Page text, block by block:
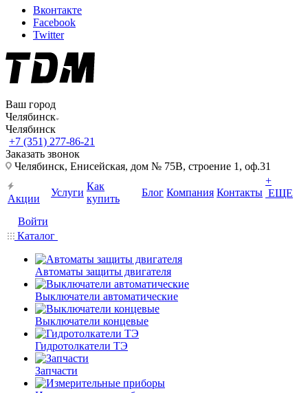
Вконтакте
Facebook
Twitter
Ваш город
Челябинск
Челябинск
+7 (351) 277-86-21
Заказать звонок
Челябинск, Енисейская, дом № 75В, строение 1, оф.31
Акции
Услуги
Как
купить
Блог Компания Контакты
+
ЕЩЕ
Войти
Каталог
Автоматы защиты двигателя
Выключатели автоматические
Выключатели концевые
Гидротолкатели ТЭ
Запчасти